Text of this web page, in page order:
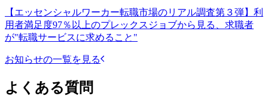
【エッセンシャルワーカー転職市場のリアル調査第３弾】利
用者満足度97％以上のプレックスジョブから見る、求職者
が"転職サービスに求めること"
お知らせの一覧を見る
よくある質問